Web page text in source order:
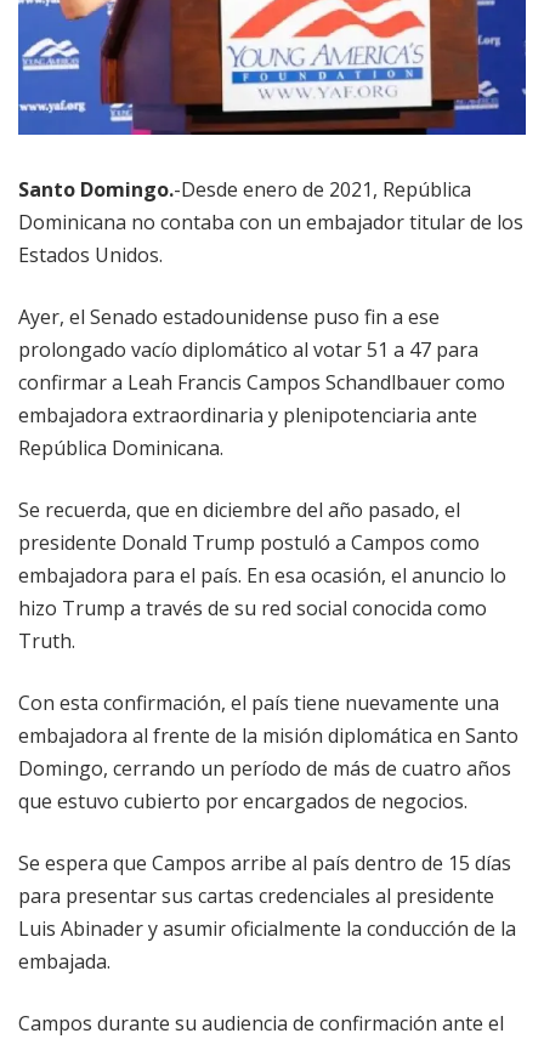
Santo Domingo.-Desde enero de 2021, República
Dominicana no contaba con un embajador titular de los
Estados Unidos.
Ayer, el Senado estadounidense puso fin a ese
prolongado vacío diplomático al votar 51 a 47 para
confirmar a Leah Francis Campos Schandlbauer como
embajadora extraordinaria y plenipotenciaria ante
República Dominicana.
Se recuerda, que en diciembre del año pasado, el
presidente Donald Trump postuló a Campos como
embajadora para el país. En esa ocasión, el anuncio lo
hizo Trump a través de su red social conocida como
Truth.
Con esta confirmación, el país tiene nuevamente una
embajadora al frente de la misión diplomática en Santo
Domingo, cerrando un período de más de cuatro años
que estuvo cubierto por encargados de negocios.
Se espera que Campos arribe al país dentro de 15 días
para presentar sus cartas credenciales al presidente
Luis Abinader y asumir oficialmente la conducción de la
embajada.
Campos durante su audiencia de confirmación ante el